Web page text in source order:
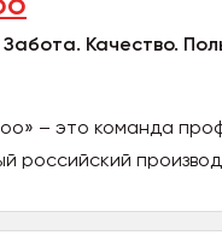
Качество.
– это команда
российский